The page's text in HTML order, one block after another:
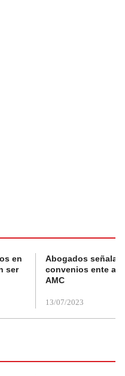
en
ser
Abogados
convenios ente
AMC
13/07/2023